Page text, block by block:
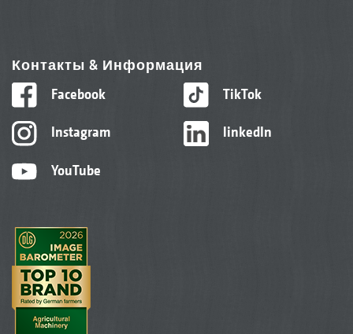
Контакты & Информация
Facebook
Instagram
YouTube
TikTok
linkedIn